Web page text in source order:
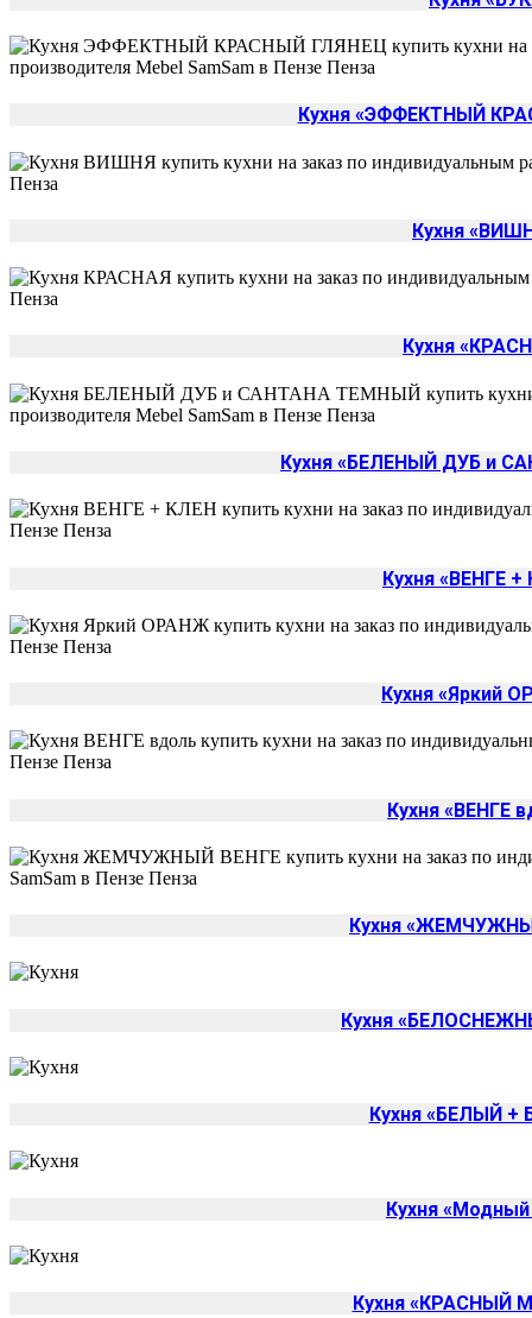
Кухня «ЭФФЕКТНЫЙ
Кухня
Кухня
Кухня «БЕЛЕНЫЙ ДУБ и
Кухня «ВЕНГЕ +
Кухня «Яркий
Кухня «ВЕНГЕ
Кухня
Кухня
Кухня «БЕЛЫЙ +
Кухня
Кухня «КРАСНЫЙ